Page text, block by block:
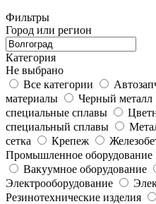
Фильтры
Город или регион
Категория
Не выбрано
Все категории
материалы
Черный металл
специальные сплавы
специальный сплавы
сетка
Крепеж
Промышленное оборудование
Вакуумное оборудование
Электрооборудование
Резинотехнические изделия